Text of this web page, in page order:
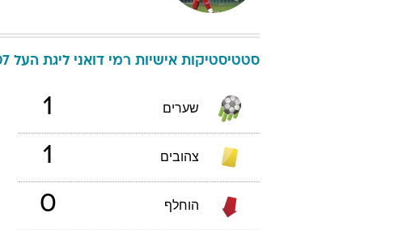
סטטיסטיקות אישיות רמי דואני ליגת העל 2006/07
שערים 1
צהובים 1
הוחלף 0